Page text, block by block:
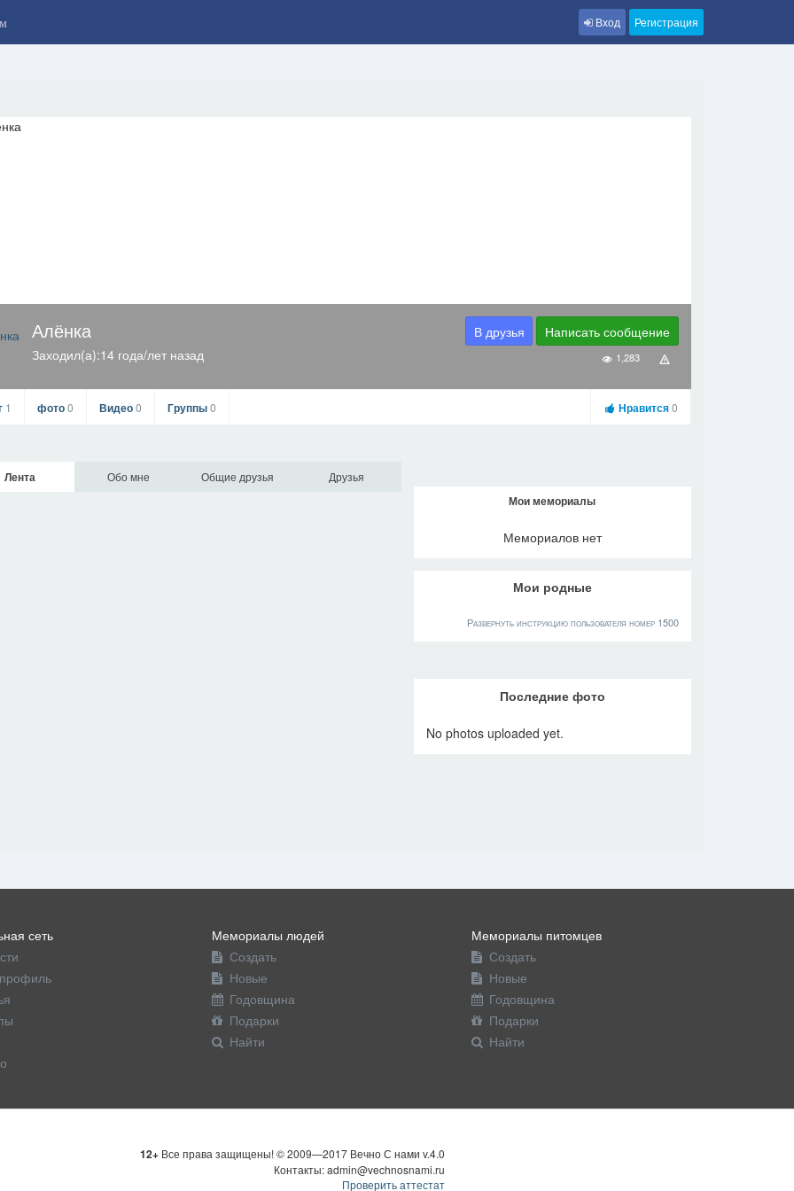
Вход Регистрация
Алёнка
Заходил(а):14 года/лет назад
В друзья Написать сообщение
1,283
1 фото0 Видео0 Группы0 Нравится0
Мои мемориалы
Мемориалов нет
Мои родные
Развернуть инструкцию пользователя номер 1500
Последние фото
No photos uploaded yet.
Лента Обо мне Общие друзья Друзья
сеть
Мемориалы людей
Создать
Новые
Годовщина
Подарки
Найти
Мемориалы питомцев
Создать
Новые
Годовщина
Подарки
Найти
12+Все права защищены! © 2009—2017 Вечно С нами v.4.0
Контакты: admin@vechnosnami.ru
Проверить аттестат